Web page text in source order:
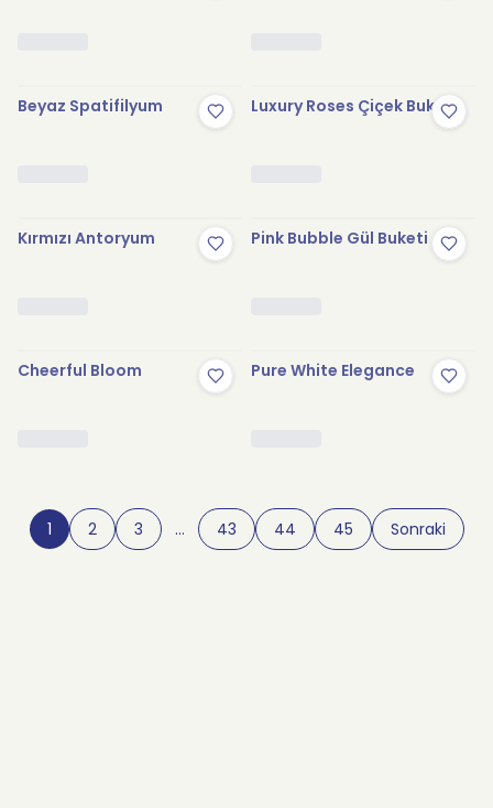
Beyaz Spatifilyum Luxury Roses Çiçek Buketi
Kırmızı Antoryum Pink Bubble Gül Buketi
Cheerful Bloom Pure White Elegance
1 2 3 … 43 44 45 Sonraki